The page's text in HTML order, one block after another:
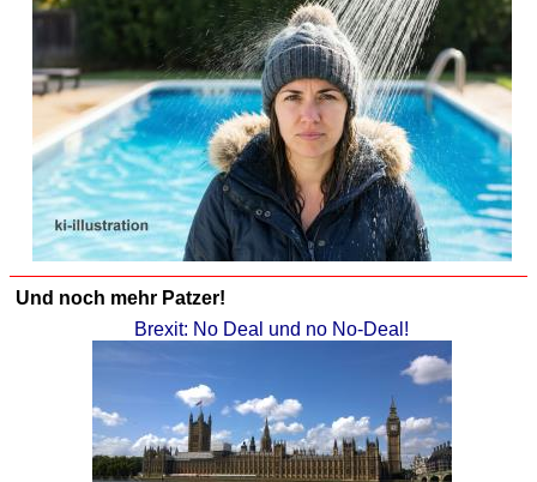
Und noch mehr Patzer!
Brexit: No Deal und no No-Deal!